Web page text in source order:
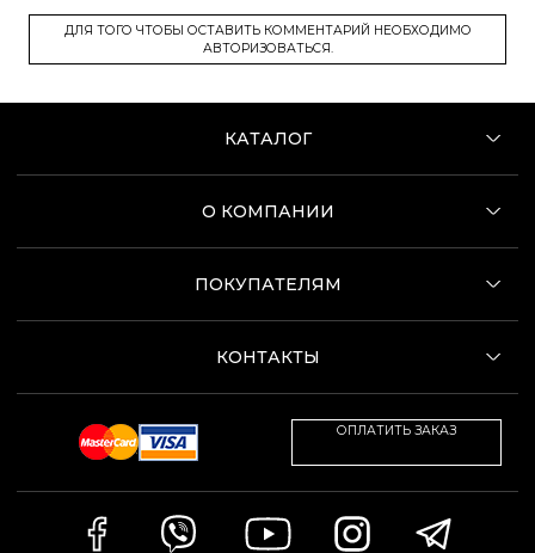
ДЛЯ ТОГО ЧТОБЫ ОСТАВИТЬ КОММЕНТАРИЙ НЕОБХОДИМО
АВТОРИЗОВАТЬСЯ.
КАТАЛОГ
О КОМПАНИИ
ПОКУПАТЕЛЯМ
КОНТАКТЫ
ОПЛАТИТЬ ЗАКАЗ